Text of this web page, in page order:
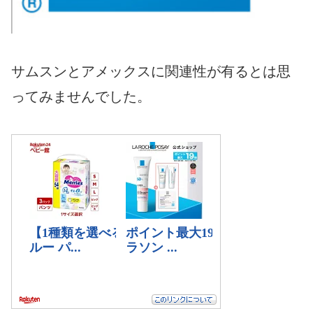
サムスンとアメックスに関連性が有るとは思
ってみませんでした。